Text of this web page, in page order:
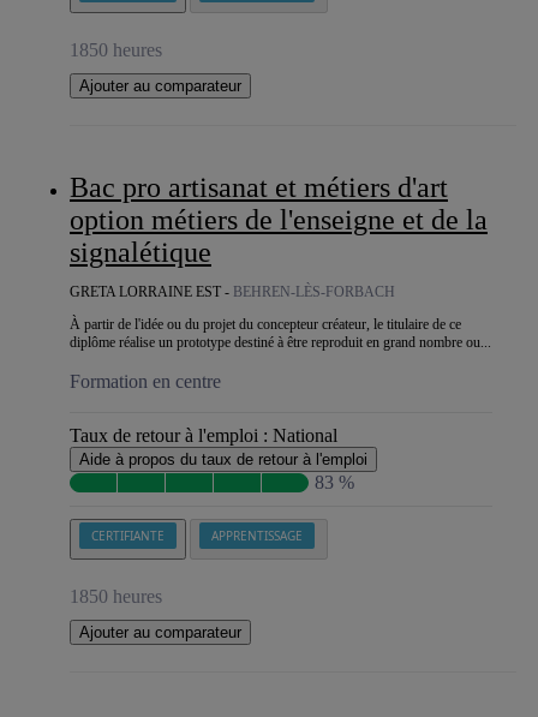
1850 heures
Ajouter au comparateur
Bac pro artisanat et métiers d'art
option métiers de l'enseigne et de la
signalétique
GRETA LORRAINE EST - BEHREN-LÈS-FORBACH
À partir de l'idée ou du projet du concepteur créateur, le titulaire de ce
diplôme réalise un prototype destiné à être reproduit en grand nombre ou...
Formation en centre
Taux de retour à l'emploi : National
Aide à propos du taux de retour à l'emploi
83 %
CERTIFIANTE APPRENTISSAGE
1850 heures
Ajouter au comparateur